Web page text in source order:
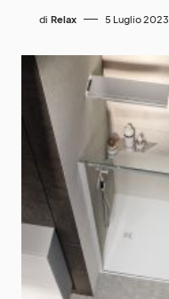
di Relax 5 Luglio 2023